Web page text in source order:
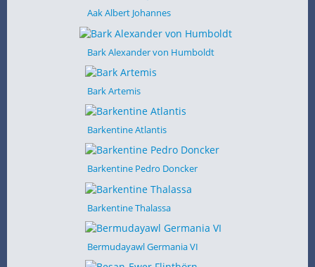
Aak Albert Johannes
Bark Alexander von Humboldt
Bark Artemis
Barkentine Atlantis
Barkentine Pedro Doncker
Barkentine Thalassa
Bermudayawl Germania VI